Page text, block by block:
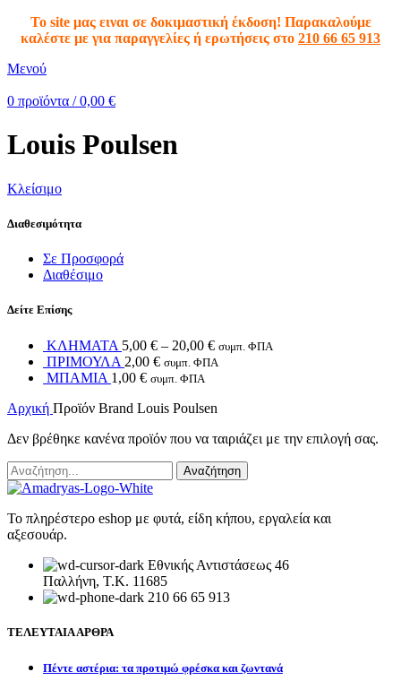
To site μας ειναι σε δοκιμαστική έκδοση! Παρακαλούμε
καλέστε με για παραγγελίες ή ερωτήσεις στο 210 66 65 913
Μενού
0 προϊόντα / 0,00 €
Louis Poulsen
Κλείσιμο
Διαθεσιμότητα
Σε Προσφορά
Διαθέσιμο
Δείτε Επίσης
ΚΛΗΜΑΤΑ 5,00 € – 20,00 € συμπ. ΦΠΑ
ΠΡΙΜΟΥΛΑ 2,00 € συμπ. ΦΠΑ
ΜΠΑΜΙΑ 1,00 € συμπ. ΦΠΑ
Αρχική Προϊόν Brand Louis Poulsen
Δεν βρέθηκε κανένα προϊόν που να ταιριάζει με την επιλογή σας.
Αναζήτηση
Το πληρέστερο eshop με φυτά, είδη κήπου, εργαλεία και
αξεσουάρ.
Εθνικής Αντιστάσεως 46
Παλλήνη, Τ.Κ. 11685
210 66 65 913
ΤΕΛΕΥΤΑΙΑ ΑΡΘΡΑ
Πέντε αστέρια: τα προτιμώ φρέσκα και ζωντανά